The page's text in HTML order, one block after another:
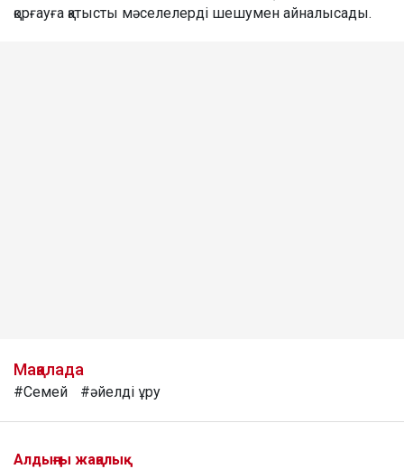
қорғауға қатысты мәселелерді шешумен айналысады.
Мақалада
#Семей #әйелді ұру
Алдыңғы жаңалық